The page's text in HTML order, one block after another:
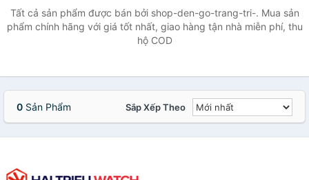
Tất cả sản phẩm được bán bởi shop-den-go-trang-tri-. Mua sản
phẩm chính hãng với giá tốt nhất, giao hàng tận nhà miễn phí, thu
hộ COD
0 Sản Phẩm Sắp Xếp Theo